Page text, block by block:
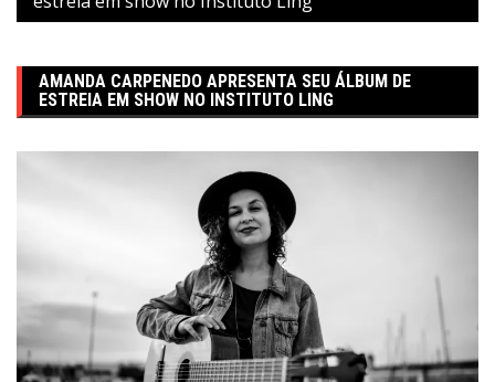
AMANDA CARPENEDO APRESENTA SEU ÁLBUM DE
ESTREIA EM SHOW NO INSTITUTO LING